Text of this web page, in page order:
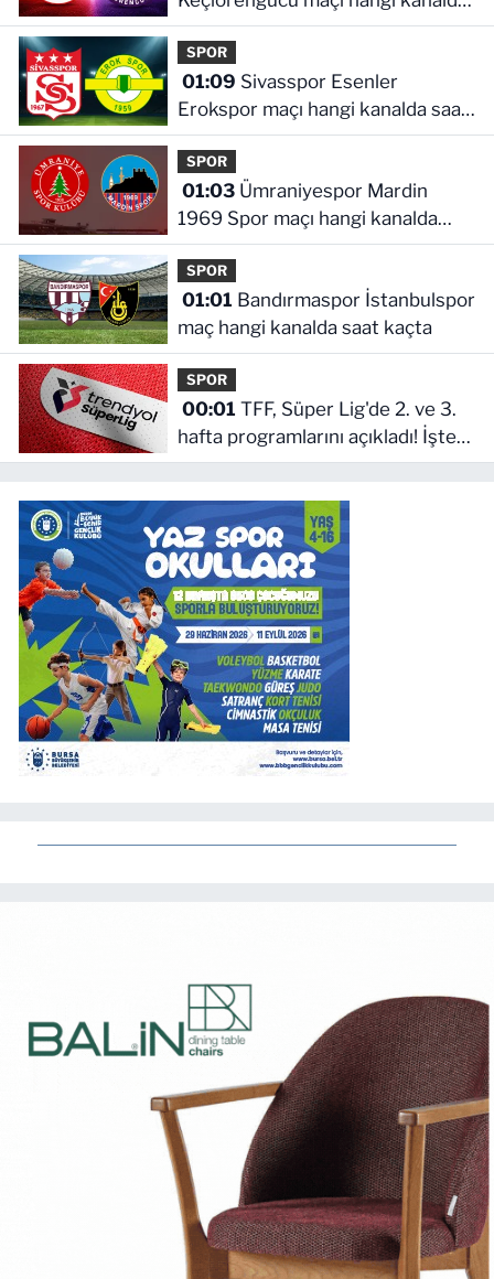
saat kaçta
SPOR
01:09
Erokspor maçı hangi kanalda saat
kaçta
SPOR
01:03Ümraniyespor Mardin
1969 Spor maçı hangi kanalda
saat kaçta!
SPOR
01:01
maç hangi kanalda saat kaçta
SPOR
00:01
hafta programlarını açıkladı! İşte
maçların başlama saati